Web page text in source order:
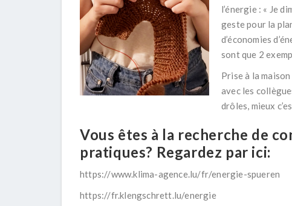
l’énergie : « Je
geste pour la
d’économies
sont que 2
Prise à la
avec les
drôles, mieux
Vous êtes à la recherche de
pratiques? Regardez par ici:
https://www.klima-agence.lu/fr/energie-spueren
https://fr.klengschrett.lu/energie